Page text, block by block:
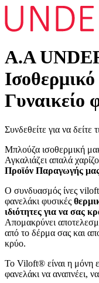
Α.A
Γυναικείο
Συνδεθείτε για να δείτε
Μπλούζα ισοθερμική
Αγκαλιάζει απαλά
Προϊόν Παραγωγής
Ο συνδυασμός ίνες
φανελάκι φυσικές
ιδιότητες για να σας
Απομακρύνει
από το δέρμα σας και
κρύο.
Το Viloft® είναι η μόνη
φανελάκι να αναπνέει,